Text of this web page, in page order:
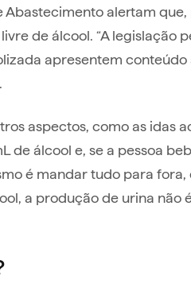
alertam que,
de álcool. “A legislação
apresentem
.
aspectos, como as idas
de álcool e, se a pessoa
é mandar tudo para fora,
a produção de urina não